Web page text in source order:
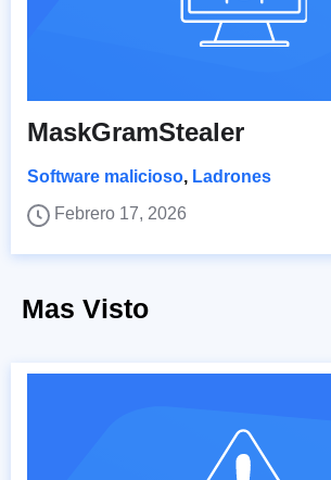
MaskGramStealer
Software malicioso, Ladrones
Febrero 17, 2026
Mas Visto